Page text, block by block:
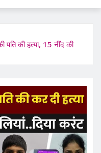
पति की हत्या, 15 नींद की